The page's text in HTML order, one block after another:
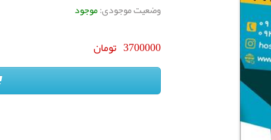
وضعیت موجودی:موجود
3700000 تومان